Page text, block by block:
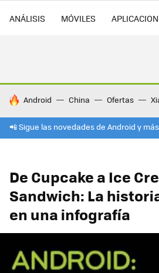
ANÁLISIS MÓVILES
HOY SE HABLA DE
Android China Ofertas
📲 Sigue las novedades de Android y
De Cupcake a Ice
Sandwich: La
en una infografía